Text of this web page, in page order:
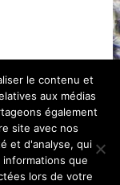
le contenu et
aux médias
également
site avec nos
et d'analyse, qui
que
lors de votre